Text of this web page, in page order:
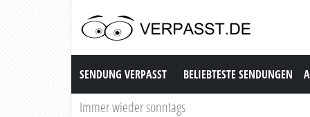
Sendung Verpasst
SENDUNG VERPASST BELIEBTESTE SENDUNGEN
Immer wieder sonntags